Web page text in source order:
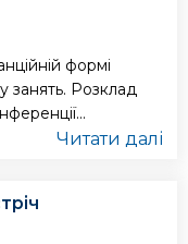
формі
занять. Розклад
Читати далі